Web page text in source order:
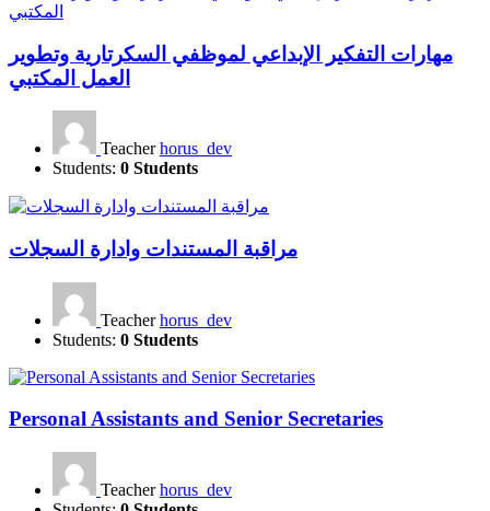
مهارات التفكير الإبداعي لموظفي السكرتارية وتطوير
العمل المكتبي
Teacher horus_dev
Students: 0 Students
مراقبة المستندات وادارة السجلات
Teacher horus_dev
Students: 0 Students
Personal Assistants and Senior Secretaries
Teacher horus_dev